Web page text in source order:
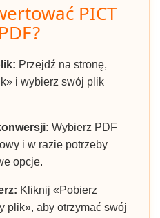
PICT
Przejdź na stronę,
i wybierz swój plik
Wybierz PDF
i w razie potrzeby
opcje.
Kliknij «Pobierz
plik», aby otrzymać swój